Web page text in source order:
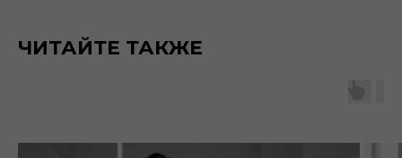
ЧИТАЙТЕ ТАКЖЕ